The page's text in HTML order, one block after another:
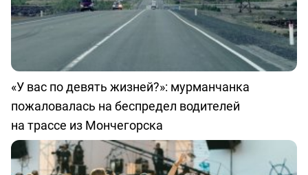
«У вас по девять жизней?»: мурманчанка
пожаловалась на беспредел водителей
на трассе из Мончегорска